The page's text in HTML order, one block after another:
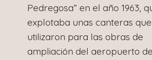
Pedregosa” en el año 1963,
explotaba unas canteras
utilizaron para las obras de
ampliación del aeropuerto de